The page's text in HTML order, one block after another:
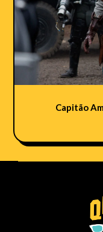
Capitão